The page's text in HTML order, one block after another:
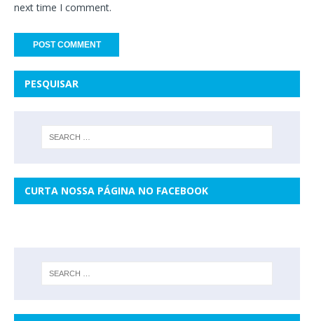
next time I comment.
PESQUISAR
CURTA NOSSA PÁGINA NO FACEBOOK